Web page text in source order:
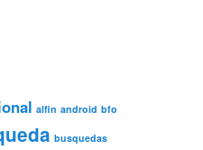
alfin android bfo
busquedas